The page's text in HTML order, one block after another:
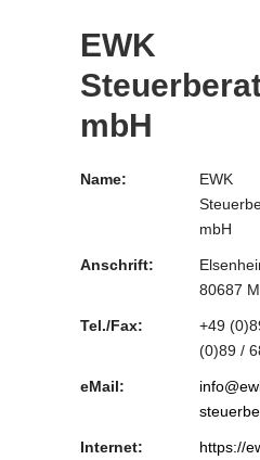
EWK
mbH
Name:
EWK
mbH
Anschrift:
80687
Tel./Fax:
+49
(0)89 /
eMail:
Internet:
https://